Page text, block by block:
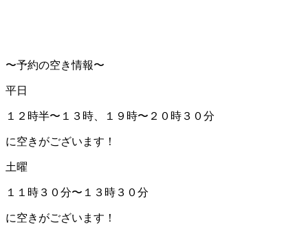
〜予約の空き情報〜
平日
１２時半〜１３時、１９時〜２０時３０分
に空きがございます！
土曜
１１時３０分〜１３時３０分
に空きがございます！